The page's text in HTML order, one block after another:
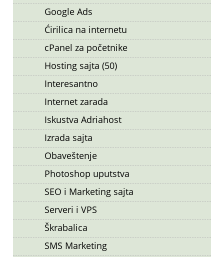
Google Ads
Ćirilica na internetu
cPanel za početnike
Hosting sajta (50)
Interesantno
Internet zarada
Iskustva Adriahost
Izrada sajta
Obaveštenje
Photoshop uputstva
SEO i Marketing sajta
Serveri i VPS
Škrabalica
SMS Marketing